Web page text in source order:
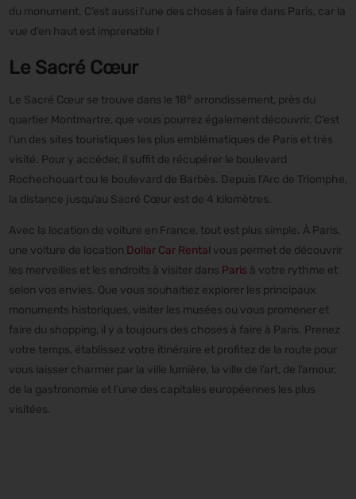
du monument. C’est aussi l’une des choses à faire dans Paris, car la
vue d’en haut est imprenable !
Le Sacré Cœur
Le Sacré Cœur se trouve dans le 18e arrondissement, près du
quartier Montmartre, que vous pourrez également découvrir. C’est
l’un des sites touristiques les plus emblématiques de Paris et très
visité. Pour y accéder, il suffit de récupérer le boulevard
Rochechouart ou le boulevard de Barbès. Depuis l’Arc de Triomphe,
la distance jusqu’au Sacré Cœur est de 4 kilomètres.
Avec la location de voiture en France, tout est plus simple. À Paris,
une voiture de location Dollar Car Rental vous permet de découvrir
les merveilles et les endroits à visiter dans Paris à votre rythme et
selon vos envies. Que vous souhaitiez explorer les principaux
monuments historiques, visiter les musées ou vous promener et
faire du shopping, il y a toujours des choses à faire à Paris. Prenez
votre temps, établissez votre itinéraire et profitez de la route pour
vous laisser charmer par la ville lumière, la ville de l’art, de l’amour,
de la gastronomie et l’une des capitales européennes les plus
visitées.